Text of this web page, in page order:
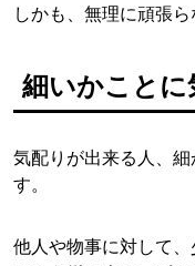
しかも、無理に頑張
細いかことに
気配りが出来る人、
す。
他人や物事に対して